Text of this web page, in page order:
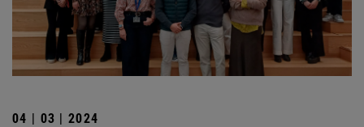
04 | 03 | 2024